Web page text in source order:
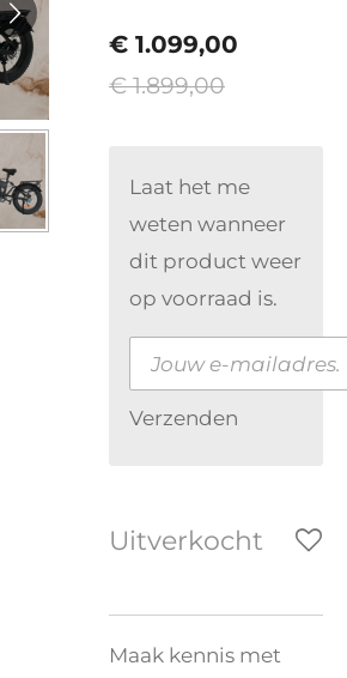
€ 1.099,00
€ 1.899,00
Laat het me
weten wanneer
dit product weer
op voorraad is.
Verzenden
Uitverkocht
Maak kennis met